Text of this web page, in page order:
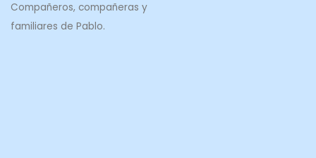
Compañeros, compañeras y
familiares de Pablo.